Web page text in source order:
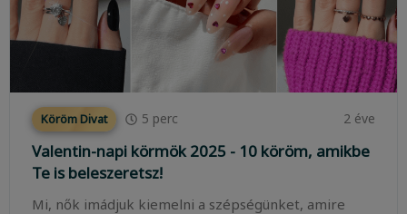
Köröm Divat 5 perc 2 éve
Valentin-napi körmök 2025 - 10 köröm, amikbe
Te is beleszeretsz!
Mi, nők imádjuk kiemelni a szépségünket, amire